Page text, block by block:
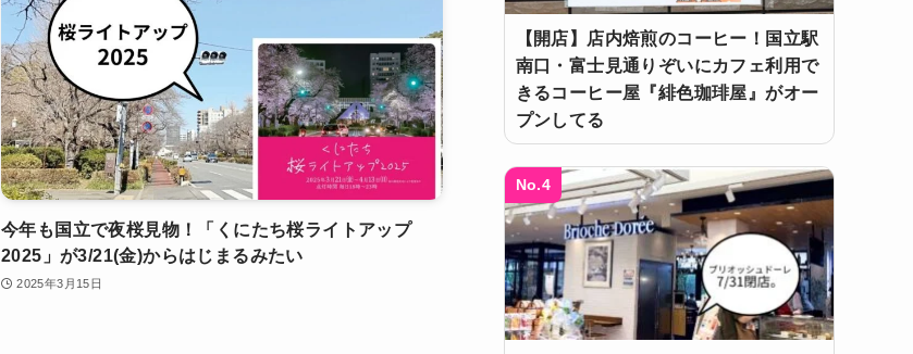
今年も国立で夜桜見物！「くにたち桜ライトアップ
2025」が3/21(金)からはじまるみたい
2025年3月15日
【開店】店内焙煎のコーヒー！国立駅
南口・富士見通りぞいにカフェ利用で
きるコーヒー屋『緋色珈琲屋』がオー
プンしてる
No.4